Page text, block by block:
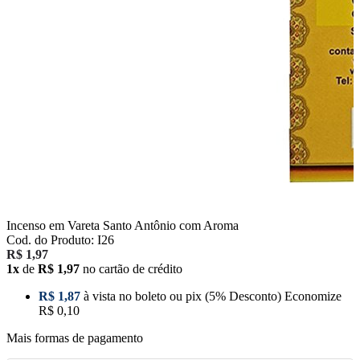
Incenso em Vareta Santo Antônio com Aroma
Cod. do Produto: I26
R$ 1,97
1x de R$ 1,97 no cartão de crédito
R$ 1,87 à vista no boleto ou pix (5% Desconto) Economize
R$ 0,10
Mais formas de pagamento